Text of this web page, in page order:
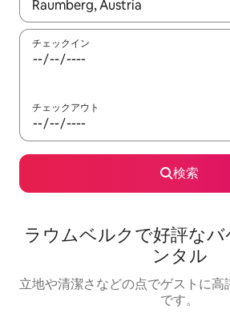
検索結果が表示されたら、上下の矢
チェックイン
チェックアウト
検索
ラウムベルクで好評な
ンタル
立地や清潔さなどの点でゲストに
です。